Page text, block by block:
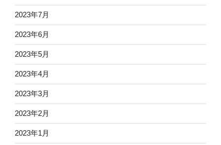
2023年7月
2023年6月
2023年5月
2023年4月
2023年3月
2023年2月
2023年1月